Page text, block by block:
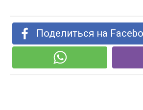
Поделиться на